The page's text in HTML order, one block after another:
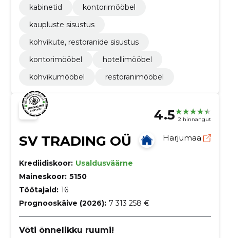
kabinetid
kontorimööbel
kaupluste sisustus
kohvikute, restoranide sisustus
kontorimööbel
hotellimööbel
kohvikumööbel
restoranimööbel
4.5 2 hinnangut
SV TRADING OÜ Harjumaa
Krediidiskoor: Usaldusväärne
Maineskoor: 5150
Töötajaid: 16
Prognooskäive (2026): 7 313 258 €
Võti õnnelikku ruumi!